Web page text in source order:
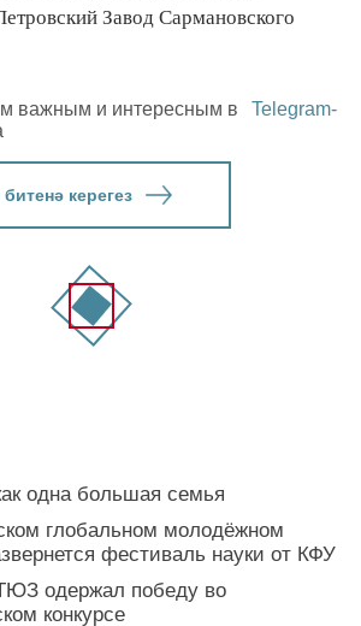
Завод Сармановского
важным и интересным в
Telegram-
керегез
одна большая семья
глобальном молодёжном
фестиваль науки от КФУ
одержал победу во
конкурсе